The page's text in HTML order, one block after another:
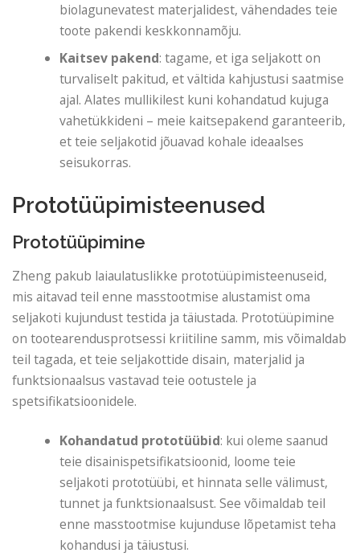
biolagunevatest materjalidest, vähendades teie
toote pakendi keskkonnamõju.
Kaitsev pakend: tagame, et iga seljakott on
turvaliselt pakitud, et vältida kahjustusi saatmise
ajal. Alates mullikilest kuni kohandatud kujuga
vahetükkideni – meie kaitsepakend garanteerib,
et teie seljakotid jõuavad kohale ideaalses
seisukorras.
Prototüüpimisteenused
Prototüüpimine
Zheng pakub laiaulatuslikke prototüüpimisteenuseid,
mis aitavad teil enne masstootmise alustamist oma
seljakoti kujundust testida ja täiustada. Prototüüpimine
on tootearendusprotsessi kriitiline samm, mis võimaldab
teil tagada, et teie seljakottide disain, materjalid ja
funktsionaalsus vastavad teie ootustele ja
spetsifikatsioonidele.
Kohandatud prototüübid: kui oleme saanud
teie disainispetsifikatsioonid, loome teie
seljakoti prototüübi, et hinnata selle välimust,
tunnet ja funktsionaalsust. See võimaldab teil
enne masstootmise kujunduse lõpetamist teha
kohandusi ja täiustusi.